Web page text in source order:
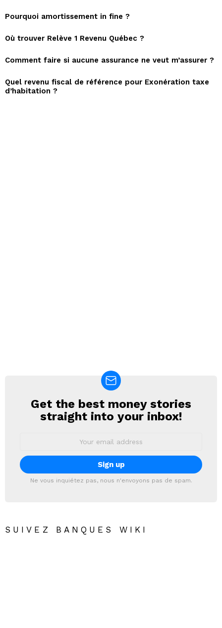
Pourquoi amortissement in fine ?
Où trouver Relève 1 Revenu Québec ?
Comment faire si aucune assurance ne veut m’assurer ?
Quel revenu fiscal de référence pour Exonération taxe
d’habitation ?
NEWSLETTER
Get the best money stories
straight into your inbox!
Ne vous inquiétez pas, nous n'envoyons pas de spam.
SUIVEZ BANQUES WIKI